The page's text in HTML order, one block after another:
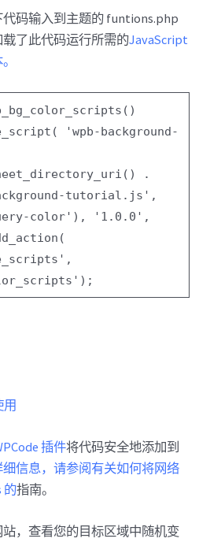
码输入到主题的 funtions.php
了此代码运行所需的JavaScript
'wpb-background-
.
tutorial.js' ,
color' ), '1.0.0' ,
,
);
用
插件将代码安全地添加到
信息，请参阅有关如何将网络
的指南。
，查看您的目标区域中随机变